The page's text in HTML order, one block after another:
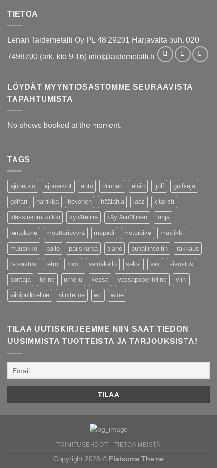
TIETOA
Lenan Taidemetalli Oy PL 48 29201 Harjavalta puh. 020
7498700 (ark. klo 9-16) info@taidemetalli.fi
LÖYDÄT MYYNTIOSASTOMME SEURAAVISTA
TAPAHTUMISTA
No shows booked at the moment.
TAGS
ajoneuvo ajoneuvot auto duunari eläin golf golfaaja
golfari harrikka hevonen häälahja jazz kitaristi
klassinenmusiikki kynäteline käytännöllinen lahja
lentokone moottoripyörä mopedi motorbike musiikki
muusikko pallo pariskunta piano puhallinsoitin rakkaus
ratsastus retro rock seinäkello seksi sex sisustus
soittaja teline urheilu vessa vessapaperiteline viini
viinipulloteline viiniteline wc wine
TILAA UUTISKIRJEEMME NIIN SAAT TIEDON
UUSIMMISTA TUOTTEISTA JA TARJOUKSISTA!
TOIMITUSEHDOT TIETOA MEISTÄ
Copyright 2026 © Flatsome Theme